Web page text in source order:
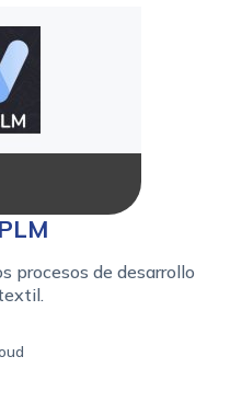
procesos de desarrollo